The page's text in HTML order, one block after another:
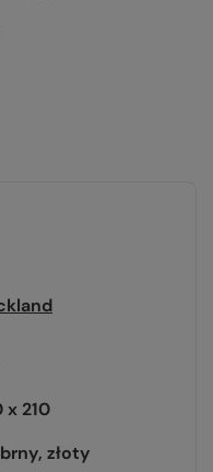
x 210
złoty